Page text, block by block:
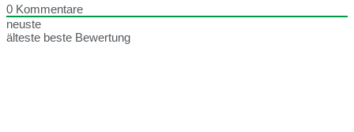
0 Kommentare
neuste
älteste beste Bewertung